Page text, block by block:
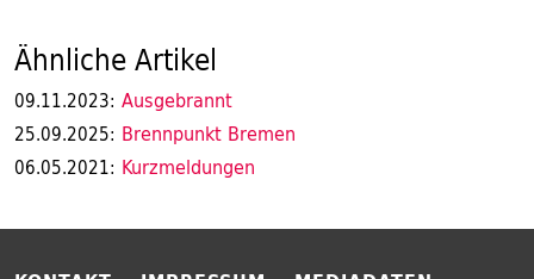
Ähnliche Artikel
09.11.2023: Ausgebrannt
25.09.2025: Brennpunkt Bremen
06.05.2021: Kurzmeldungen